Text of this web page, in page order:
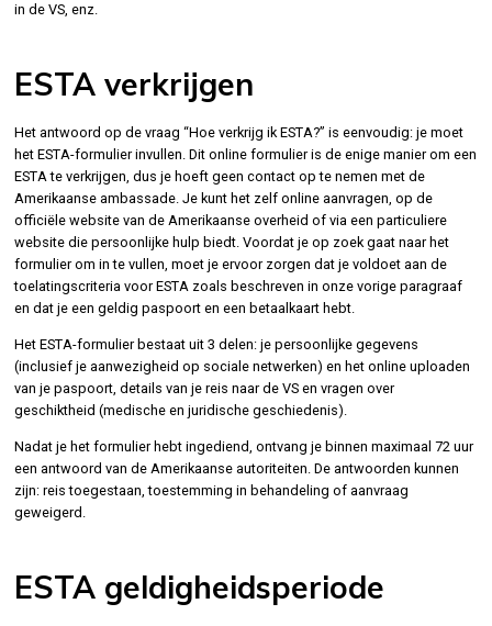
in de VS, enz.
ESTA verkrijgen
Het antwoord op de vraag “Hoe verkrijg ik ESTA?” is eenvoudig: je moet
het ESTA-formulier invullen. Dit online formulier is de enige manier om een
ESTA te verkrijgen, dus je hoeft geen contact op te nemen met de
Amerikaanse ambassade. Je kunt het zelf online aanvragen, op de
officiële website van de Amerikaanse overheid of via een particuliere
website die persoonlijke hulp biedt. Voordat je op zoek gaat naar het
formulier om in te vullen, moet je ervoor zorgen dat je voldoet aan de
toelatingscriteria voor ESTA zoals beschreven in onze vorige paragraaf
en dat je een geldig paspoort en een betaalkaart hebt.
Het ESTA-formulier bestaat uit 3 delen: je persoonlijke gegevens
(inclusief je aanwezigheid op sociale netwerken) en het online uploaden
van je paspoort, details van je reis naar de VS en vragen over
geschiktheid (medische en juridische geschiedenis).
Nadat je het formulier hebt ingediend, ontvang je binnen maximaal 72 uur
een antwoord van de Amerikaanse autoriteiten. De antwoorden kunnen
zijn: reis toegestaan, toestemming in behandeling of aanvraag
geweigerd.
ESTA geldigheidsperiode